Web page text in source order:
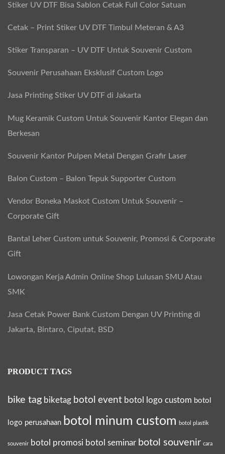
Stiker UV DTF Bisa Sablon Cetak Full Color Satuan
Cetak – Print Stiker UV DTF Timbul Meteran & A3
Stiker Transparan – UV DTF Untuk Souvenir Custom
Souvenir Perusahaan Eksklusif Custom Logo
Jasa Printing Stiker UV DTF di Jakarta
Mug Keramik Custom Untuk Souvenir Kantor Elegan dan
Berkesan
Souvenir Kantor Pulpen Metal Dengan Grafir Laser
Balon Custom – Balon Tepuk Supporter Custom
Vendor Boneka Maskot Custom Untuk Souvenir –
Corporate Gift
Bantal Leher Custom untuk Souvenir, Promosi & Corporate
Gift
Lowongan Kerja Admin Online Shop Lulusan SMU Atau
SMK
Jasa Cetak Power Bank Custom Dengan UV Printing di
Jakarta, Bintaro, Ciputat, BSD
PRODUCT TAGS
bike tag biketag botol event botol logo custom botol
logo perusahaan botol minum custom botol plastik
souvenir botol promosi botol seminar botol souvenir cara